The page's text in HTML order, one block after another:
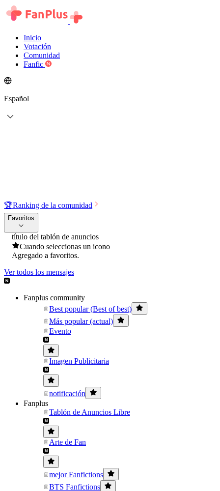
Inicio
Votación
Comunidad
Fanfic
Español
🏆Ranking de la comunidad
Favoritos
título del tablón de anuncios
Cuando seleccionas un icono
Agregado a favoritos.
Ver todos los mensajes
Fanplus community
Best popular (Best of best)
Más popular (actual)
Evento
Imagen Publicitaria
notificación
Fanplus
Tablón de Anuncios Libre
Arte de Fan
mejor Fanfictions
BTS Fanfictions